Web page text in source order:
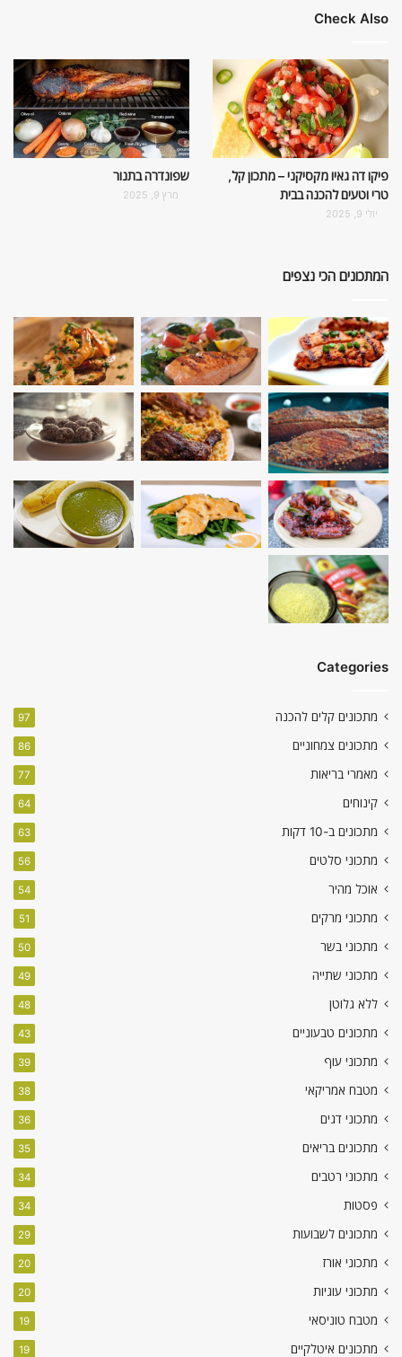
Check Also
פיקו דה גאיו מקסיקני – מתכון קל,
טרי וטעים להכנה בבית
יולי 9, 2025
שפונדרה בתנור
מרץ 9, 2025
המתכונים הכי נצפים
Categories
מתכונים קלים להכנה 97
מתכונים צמחוניים 86
מאמרי בריאות 77
קינוחים 64
מתכונים ב-10 דקות 63
מתכוני סלטים 56
אוכל מהיר 54
מתכוני מרקים 51
מתכוני בשר 50
מתכוני שתייה 49
ללא גלוטן 48
מתכונים טבעוניים 43
מתכוני עוף 39
מטבח אמריקאי 38
מתכוני דגים 36
מתכונים בריאים 35
מתכוני רטבים 34
פסטות 34
מתכונים לשבועות 29
מתכוני אורז 20
מתכוני עוגיות 20
מטבח טוניסאי 19
מתכונים איטלקיים 19